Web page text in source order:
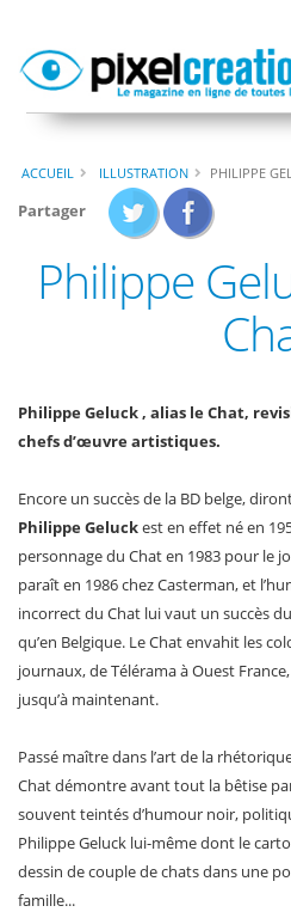
ACCUEIL ILLUSTRATION PHILIPPE
Partager
Philippe
Philippe Geluck , alias le Chat,
chefs d’œuvre artistiques.
Encore un succès de la BD belge,
Philippe Geluckest en effet né en
personnage du Chat en 1983 pour le
paraît en 1986 chez Casterman, et
incorrect du Chat lui vaut un succès
qu’en Belgique. Le Chat envahit les
journaux, de Télérama à Ouest
jusqu’à maintenant.
Passé maître dans l’art de la
Chat démontre avant tout la bêtise
souvent teintés d’humour noir,
Philippe Geluck lui-même dont le
dessin de couple de chats dans une
famille...